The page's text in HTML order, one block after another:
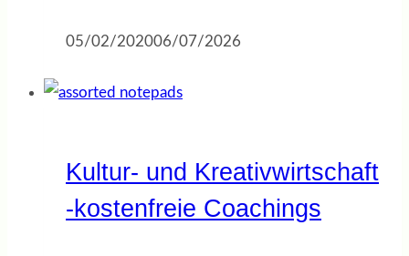
05/02/202006/07/2026
Kultur- und Kreativwirtschaft
-kostenfreie Coachings